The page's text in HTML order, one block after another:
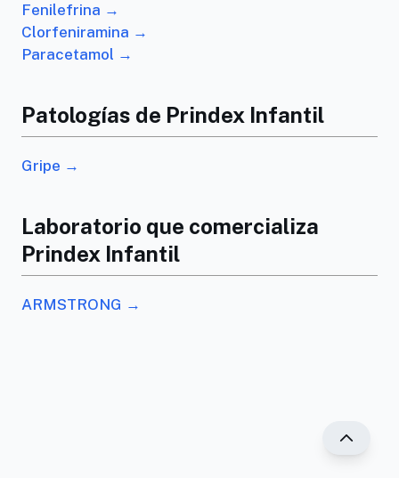
Fenilefrina →
Clorfeniramina →
Paracetamol →
Patologías de Prindex Infantil
Gripe →
Laboratorio que comercializa
Prindex Infantil
ARMSTRONG →